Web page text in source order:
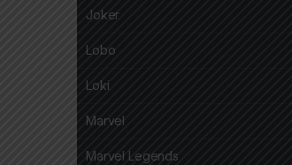
Joker
Lobo
Loki
Marvel
Marvel Legends